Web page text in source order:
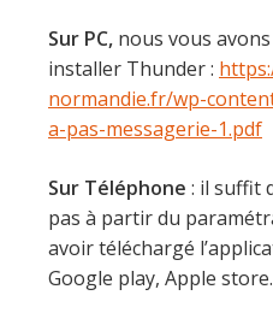
Sur PC, nous vous
installer Thunder :
normandie.fr/wp-
a-pas-messagerie-1.pdf
Sur Téléphone : il suffit
pas à partir du
avoir téléchargé
Google play, Apple